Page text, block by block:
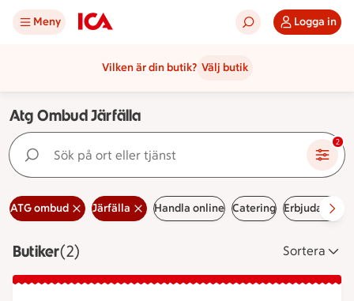
Meny Logga in
Vilken är din butik? Välj butik
Atg Ombud Järfälla
Sök på ort eller tjänst 2
ATG ombud Järfälla Handla online Catering Erbjudanden
ButikerVisar 2 stycken
(2) Sortera